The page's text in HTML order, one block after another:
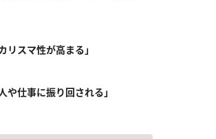
リスマ性が高まる」
や仕事に振り回される」